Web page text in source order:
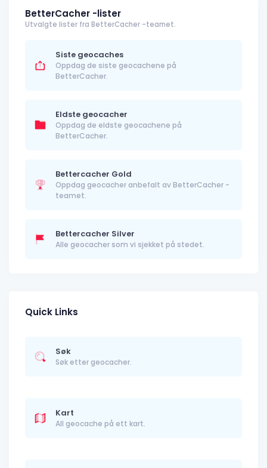
BetterCacher -lister
Utvalgte lister fra BetterCacher -teamet.
Siste geocaches
Oppdag de siste geocachene på
BetterCacher.
Eldste geocacher
Oppdag de eldste geocachene på
BetterCacher.
Bettercacher Gold
Oppdag geocacher anbefalt av BetterCacher -
teamet.
Bettercacher Silver
Alle geocacher som vi sjekket på stedet.
Quick Links
Søk
Søk etter geocacher.
Kart
All geocache på ett kart.